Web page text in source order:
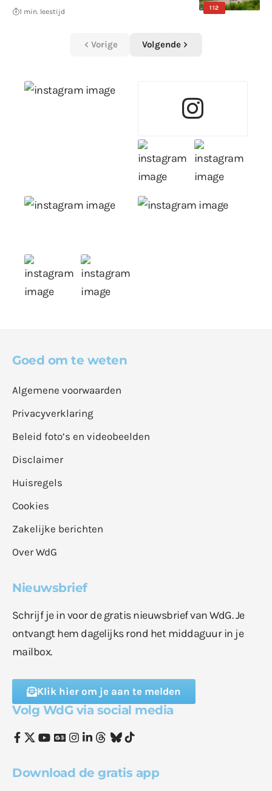
112
1 min. leestijd
Vorige Volgende
Goed om te weten
Algemene voorwaarden
Privacyverklaring
Beleid foto’s en videobeelden
Disclaimer
Huisregels
Cookies
Zakelijke berichten
Over WdG
Nieuwsbrief
Schrijf je in voor de gratis nieuwsbrief van WdG. Je
ontvangt hem dagelijks rond het middaguur in je
mailbox.
Klik hier om je aan te melden
Volg WdG via social media
Download de gratis app